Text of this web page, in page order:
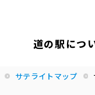
道の駅につ
サテライトマップ